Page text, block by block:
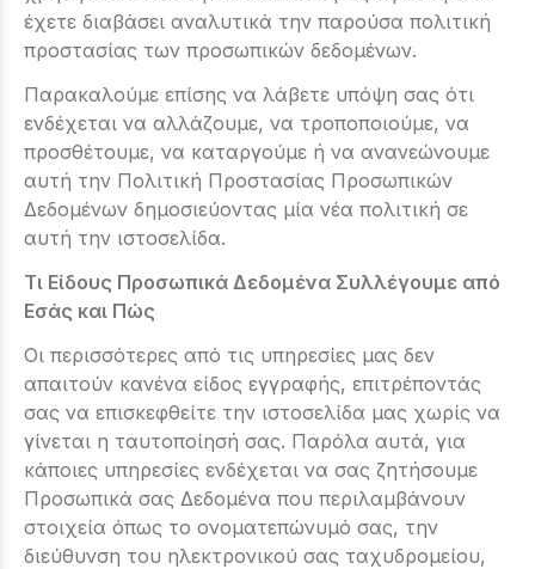
έχετε διαβάσει αναλυτικά την παρούσα πολιτική
προστασίας των προσωπικών δεδομένων.
Παρακαλούμε επίσης να λάβετε υπόψη σας ότι
ενδέχεται να αλλάζουμε, να τροποποιούμε, να
προσθέτουμε, να καταργούμε ή να ανανεώνουμε
αυτή την Πολιτική Προστασίας Προσωπικών
Δεδομένων δημοσιεύοντας μία νέα πολιτική σε
αυτή την ιστοσελίδα.
Τι Είδους Προσωπικά Δεδομένα Συλλέγουμε από
Εσάς και Πώς
Οι περισσότερες από τις υπηρεσίες μας δεν
απαιτούν κανένα είδος εγγραφής, επιτρέποντάς
σας να επισκεφθείτε την ιστοσελίδα μας χωρίς να
γίνεται η ταυτοποίησή σας. Παρόλα αυτά, για
κάποιες υπηρεσίες ενδέχεται να σας ζητήσουμε
Προσωπικά σας Δεδομένα που περιλαμβάνουν
στοιχεία όπως το ονοματεπώνυμό σας, την
διεύθυνση του ηλεκτρονικού σας ταχυδρομείου,